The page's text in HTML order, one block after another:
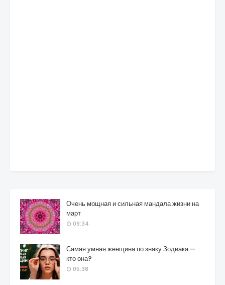
Очень мощная и сильная мандала жизни на
март
09:34
Самая умная женщина по знаку Зодиака —
кто она?
05:38